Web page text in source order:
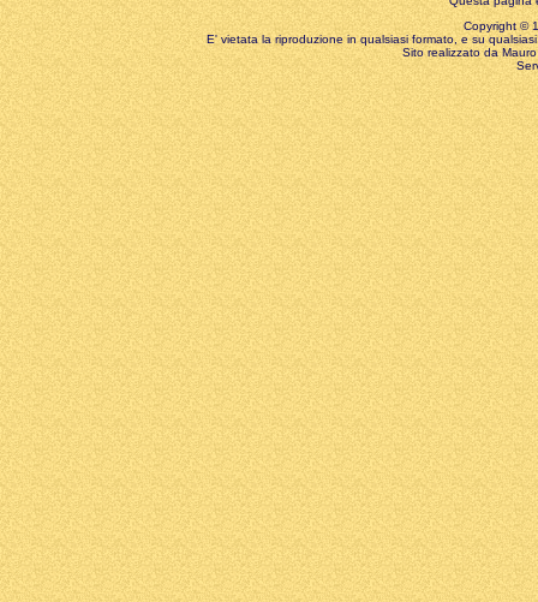
Copyright ©
E' vietata la riproduzione in qualsiasi formato, e su
Sito realizzato da